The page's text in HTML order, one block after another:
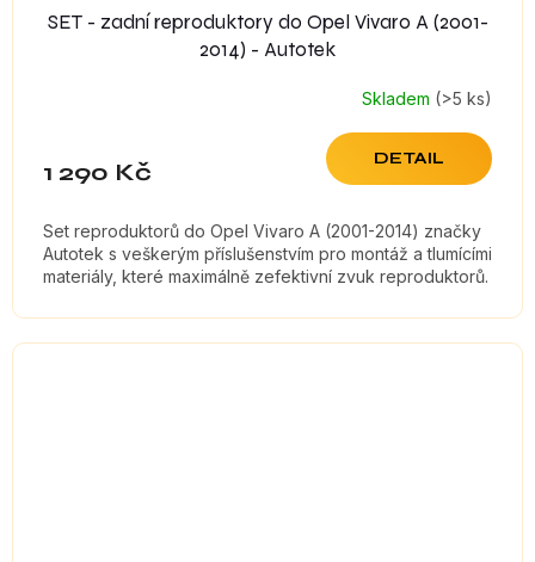
SET - zadní reproduktory do Opel Vivaro A (2001-
2014) - Autotek
Skladem (>5 ks)
1 290 Kč DETAIL
Set reproduktorů do Opel Vivaro A (2001-2014) značky
Autotek s veškerým příslušenstvím pro montáž a tlumícími
materiály, které maximálně zefektivní zvuk reproduktorů.